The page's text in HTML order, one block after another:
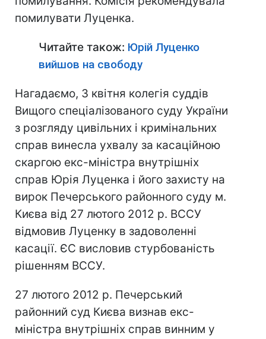
помилувати Луценка.
Читайте також: Юрій Луценко
вийшов на свободу
Нагадаємо, 3 квітня колегія суддів
Вищого спеціалізованого суду України
з розгляду цивільних і кримінальних
справ винесла ухвалу за касаційною
скаргою екс-міністра внутрішніх
справ Юрія Луценка і його захисту на
вирок Печерського районного суду м.
Києва від 27 лютого 2012 р. ВССУ
відмовив Луценку в задоволенні
касації. ЄС висловив стурбованість
рішенням ВССУ.
27 лютого 2012 р. Печерський
районний суд Києва визнав екс-
міністра внутрішніх справ винним у